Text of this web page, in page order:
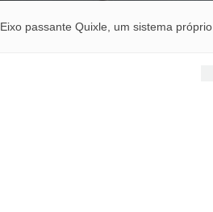
Eixo passante Quixle, um sistema